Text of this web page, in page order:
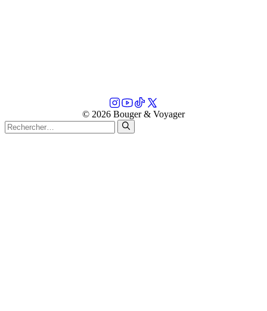
© 2026 Bouger & Voyager
Rechercher :